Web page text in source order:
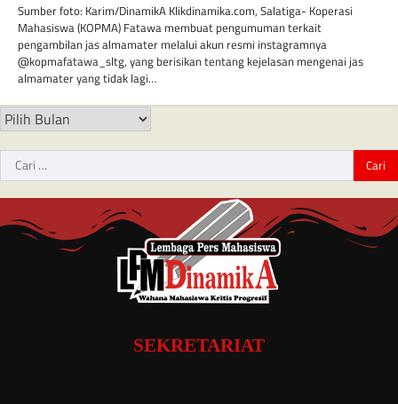
Sumber foto: Karim/DinamikA Klikdinamika.com, Salatiga- Koperasi
Mahasiswa (KOPMA) Fatawa membuat pengumuman terkait
pengambilan jas almamater melalui akun resmi instagramnya
@kopmafatawa_sltg, yang berisikan tentang kejelasan mengenai jas
almamater yang tidak lagi…
SEKRETARIAT